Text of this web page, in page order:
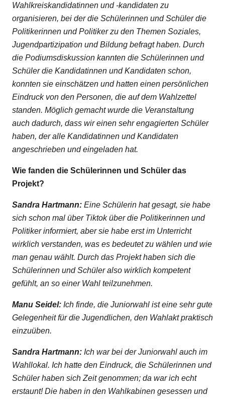
Wahlkreiskandidatinnen und -kandidaten zu
organisieren, bei der die Schülerinnen und Schüler die
Politikerinnen und Politiker zu den Themen Soziales,
Jugendpartizipation und Bildung befragt haben. Durch
die Podiumsdiskussion kannten die Schülerinnen und
Schüler die Kandidatinnen und Kandidaten schon,
konnten sie einschätzen und hatten einen persönlichen
Eindruck von den Personen, die auf dem Wahlzettel
standen. Möglich gemacht wurde die Veranstaltung
auch dadurch, dass wir einen sehr engagierten Schüler
haben, der alle Kandidatinnen und Kandidaten
angeschrieben und eingeladen hat.
Wie fanden die Schülerinnen und Schüler das
Projekt?
Sandra Hartmann: Eine Schülerin hat gesagt, sie habe
sich schon mal über Tiktok über die Politikerinnen und
Politiker informiert, aber sie habe erst im Unterricht
wirklich verstanden, was es bedeutet zu wählen und wie
man genau wählt. Durch das Projekt haben sich die
Schülerinnen und Schüler also wirklich kompetent
gefühlt, an so einer Wahl teilzunehmen.
Manu Seidel: Ich finde, die Juniorwahl ist eine sehr gute
Gelegenheit für die Jugendlichen, den Wahlakt praktisch
einzuüben.
Sandra Hartmann: Ich war bei der Juniorwahl auch im
Wahllokal. Ich hatte den Eindruck, die Schülerinnen und
Schüler haben sich Zeit genommen; da war ich echt
erstaunt! Die haben in den Wahlkabinen gesessen und